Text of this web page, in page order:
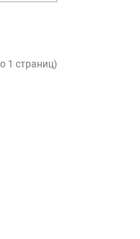
1 страниц)